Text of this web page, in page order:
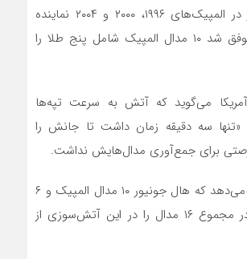
گری‌هال جونیور در المپیک‌های ۱۹۹۶، ۲۰۰۰ و ۲۰۰۴ نماینده
آمریکا بود که موفق شد ۱۰ مدال المپیک شامل پنج طلا را
آمریکا می‌گوید که آتش به سرعت تپه‌ها
سه دقیقه زمان داشت تا جانش را
برای جمع‌آوری مدال‌هایش نداشت.
سی‌ان‌ان گزارش می‌دهد که هال جونیور ۱۰ مدال المپیک و ۶
مدال جهانی و در مجموع ۱۶ مدال را در این آتش‌سوزی از